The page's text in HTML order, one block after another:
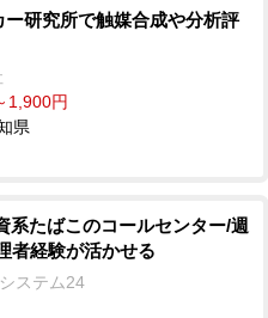
ー研究所で触媒合成や分析評
1,900円
県
系たばこのコールセンター/週
者経験が活かせる
ステム24